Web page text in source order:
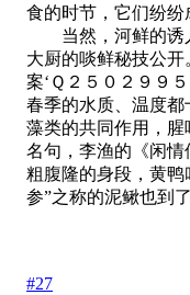
食的时节，它们纷纷
当然，河鲜的诱人
大厨的啖鲜秘技公
案‘Ｑ２５０２９９
春季的水质、温度
藻类的共同作用，
名句，李渔的《闲
粗腹隆的身段，黄鸭
参”之称的泥鳅也到
#27